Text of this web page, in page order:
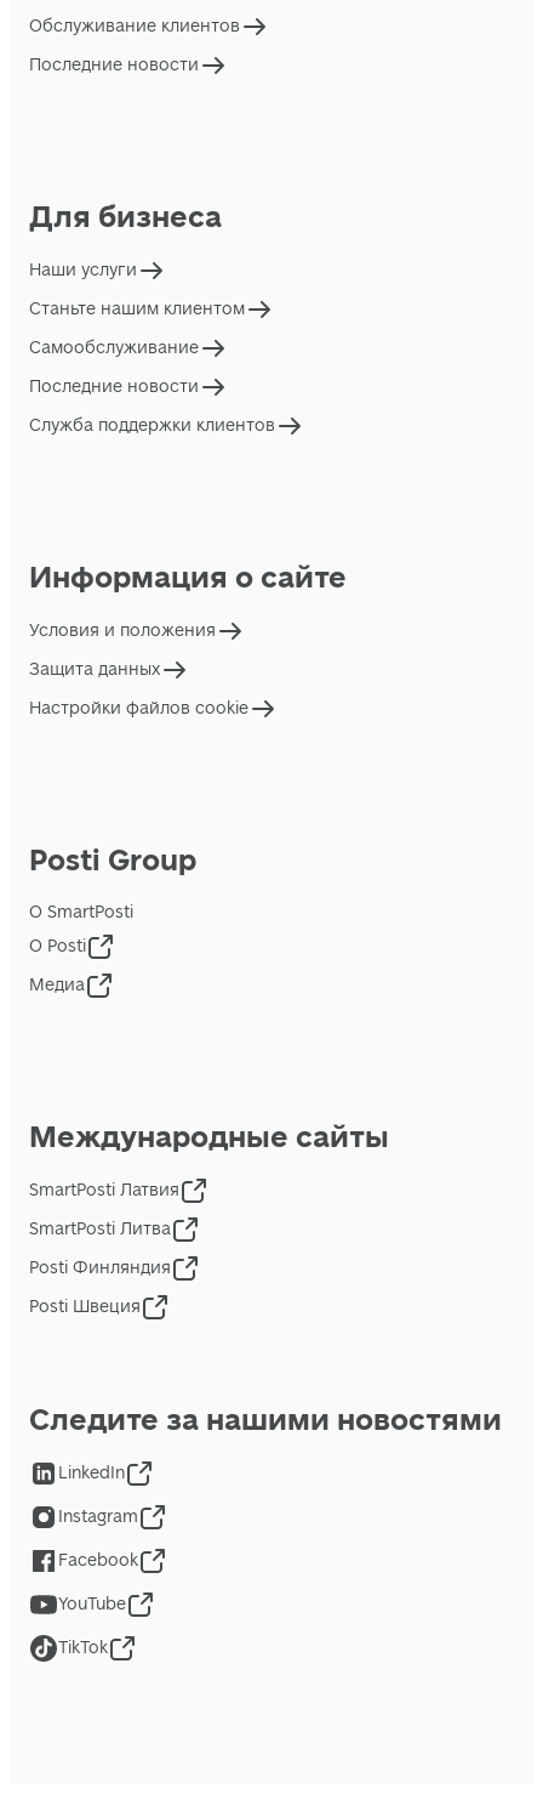
Обслуживание клиентов
Последние новости
Для бизнеса
Наши услуги
Станьте нашим клиентом
Самообслуживание
Последние новости
Служба поддержки клиентов
Информация о сайте
Условия и положения
Защита данных
Настройки файлов cookie
Posti Group
О SmartPosti
О Posti
Медиа
Международные сайты
SmartPosti Латвия
SmartPosti Литва
Posti Финляндия
Posti Швеция
Следите за нашими новостями
LinkedIn
Instagram
Facebook
YouTube
TikTok